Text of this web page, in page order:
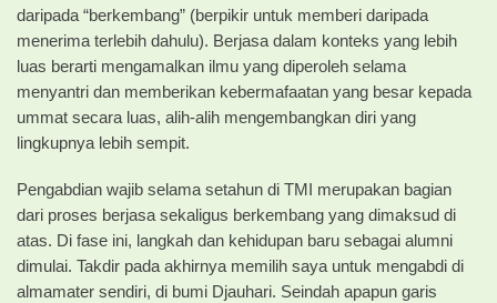
daripada “berkembang” (berpikir untuk memberi daripada
menerima terlebih dahulu). Berjasa dalam konteks yang lebih
luas berarti mengamalkan ilmu yang diperoleh selama
menyantri dan memberikan kebermafaatan yang besar kepada
ummat secara luas, alih-alih mengembangkan diri yang
lingkupnya lebih sempit.
Pengabdian wajib selama setahun di TMI merupakan bagian
dari proses berjasa sekaligus berkembang yang dimaksud di
atas. Di fase ini, langkah dan kehidupan baru sebagai alumni
dimulai. Takdir pada akhirnya memilih saya untuk mengabdi di
almamater sendiri, di bumi Djauhari. Seindah apapun garis